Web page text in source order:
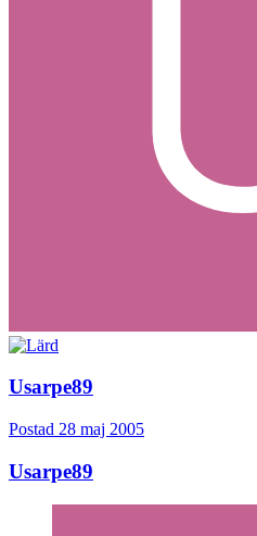
Usarpe89
Postad 28 maj 2005
Usarpe89